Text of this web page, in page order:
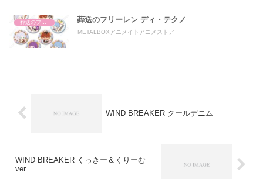
葬送のフリーレン ディ・テクノ
METALBOXアニメイトアニメストア
WIND BREAKER クールデニム
WIND BREAKER くっきー＆くりーむ
ver.